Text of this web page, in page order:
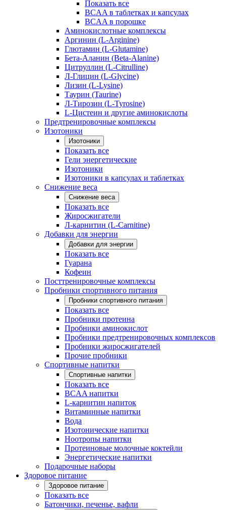
Показать все
BCAA в таблетках и капсулах
BCAA в порошке
Аминокислотные комплексы
Аргинин (L-Arginine)
Глютамин (L-Glutamine)
Бета-Аланин (Beta-Alanine)
Цитруллин (L-Citrulline)
Л-Глицин (L-Glycine)
Лизин (L-Lysine)
Таурин (Taurine)
Л-Тирозин (L-Tyrosine)
L-Цистеин и другие аминокислоты
Предтренировочные комплексы
Изотоники
Изотоники
Показать все
Гели энергетические
Изотоники
Изотоники в капсулах и таблетках
Снижение веса
Снижение веса
Показать все
Жиросжигатели
Л-карнитин (L-Carnitine)
Добавки для энергии
Добавки для энергии
Показать все
Гуарана
Кофеин
Посттренировочные комплексы
Пробники спортивного питания
Пробники спортивного питания
Показать все
Пробники протеина
Пробники аминокислот
Пробники предтренировочных комплексов
Пробники жиросжигателей
Прочие пробники
Спортивные напитки
Спортивные напитки
Показать все
BCAA напитки
L-карнитин напиток
Витаминные напитки
Вода
Изотонические напитки
Ноотропы напитки
Протеиновые молочные коктейли
Энергетические напитки
Подарочные наборы
Здоровое питание
Здоровое питание
Показать все
Батончики, печенье, вафли